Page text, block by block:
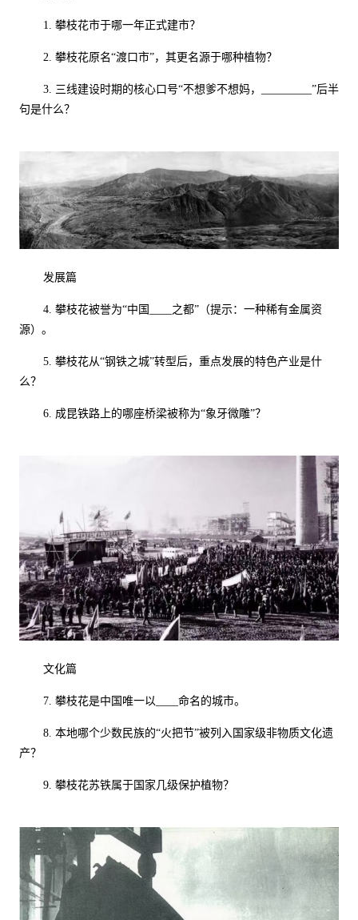
1. 攀枝花市于哪一年正式建市？
2. 攀枝花原名“渡口市”，其更名源于哪种植物？
3. 三线建设时期的核心口号“不想爹不想妈，
”后半
句是什么？
发展篇
4. 攀枝花被誉为“中国
之都”（提示：一种稀有金属资
源）。
5. 攀枝花从“钢铁之城”转型后，重点发展的特色产业是什
么？
6. 成昆铁路上的哪座桥梁被称为“象牙微雕”？
文化篇
7. 攀枝花是中国唯一以 命名的城市。
8. 本地哪个少数民族的“火把节”被列入国家级非物质文化遗
产？
9. 攀枝花苏铁属于国家几级保护植物？